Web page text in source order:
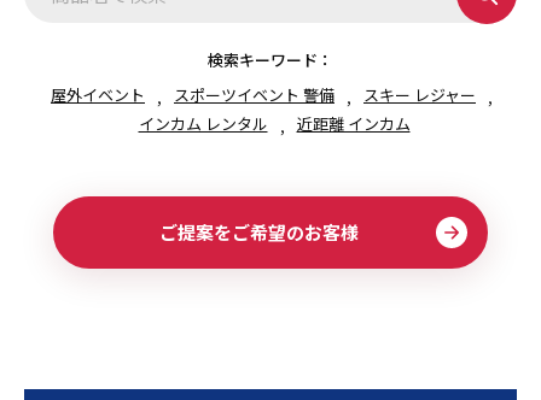
検索キーワード：
屋外イベント
スポーツイベント 警備
スキー レジャー
インカム レンタル
近距離 インカム
ご提案をご希望のお客様